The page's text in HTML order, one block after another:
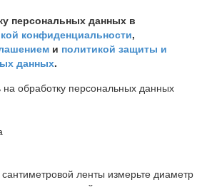
персональных данных в
конфиденциальности,
и политикой защиты и
данных.
на обработку персональных данных
ленты измерьте диаметр